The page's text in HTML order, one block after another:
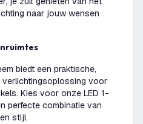
naar jouw wensen
biedt een praktische,
voor
Kies voor onze LED 1-
perfecte combinatie van
stijl.